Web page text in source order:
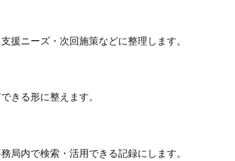
援ニーズ・次回施策などに整理します。
きる形に整えます。
局内で検索・活用できる記録にします。